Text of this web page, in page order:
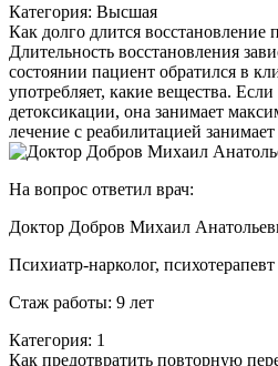
Категория: Высшая
Как долго длится восстановление
Длительность восстановления
состоянии пациент обратился в
употребляет, какие вещества.
детоксикации, она занимает
лечение с реабилитацией занимает
На вопрос ответил врач:
Доктор Добров Михаил
Психиатр-нарколог, психотерапевт
Стаж работы: 9 лет
Категория: 1
Как предотвратить повторную